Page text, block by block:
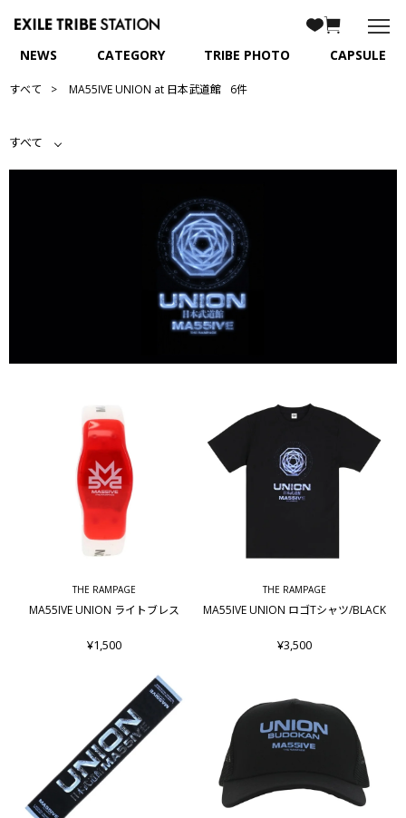
NEWS CATEGORY TRIBE PHOTO CAPSULE
すべて MA55IVE UNION at 日本武道館 6件
すべて
THE RAMPAGE
MA55IVE UNION ライトブレス
¥1,500
THE RAMPAGE
MA55IVE UNION ロゴTシャツ/BLACK
¥3,500